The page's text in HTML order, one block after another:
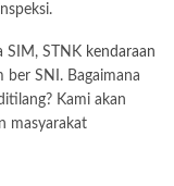
SIM, STNK kendaraan
SNI. Bagaimana
Kami akan
masyarakat